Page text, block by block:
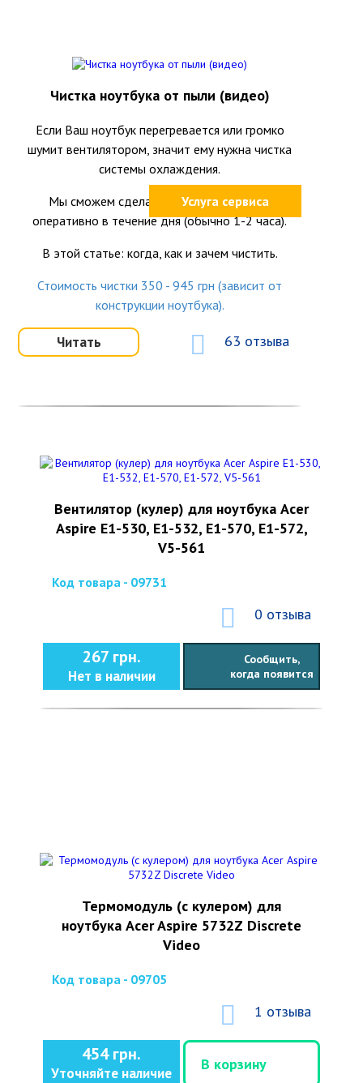
Услуга сервиса
Чистка ноутбука от пыли (видео)
Если Ваш ноутбук перегревается или громко
шумит вентилятором, значит ему нужна чистка
системы охлаждения.
Мы сможем сделать это качественно и
оперативно в течение дня (обычно 1-2 часа).
В этой статье: когда, как и зачем чистить.
Стоимость чистки 350 - 945 грн (зависит от
конструкции ноутбука).
Читать 63 отзыва
Вентилятор (кулер) для ноутбука Acer
Aspire E1-530, E1-532, E1-570, E1-572,
V5-561
Код товара - 09731
0 отзыва
267 грн.
Нет в наличии
Сообщить,
когда появится
Термомодуль (с кулером) для
ноутбука Acer Aspire 5732Z Discrete
Video
Код товара - 09705
1 отзыва
454 грн.
Уточняйте наличие
В корзину